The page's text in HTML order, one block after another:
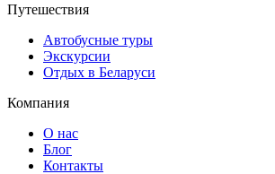
Путешествия
Автобусные туры
Экскурсии
Отдых в Беларуси
Компания
О нас
Блог
Контакты